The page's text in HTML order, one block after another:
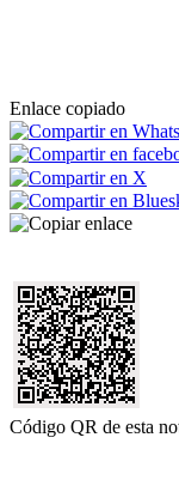
Enlace copiado
Código QR de esta